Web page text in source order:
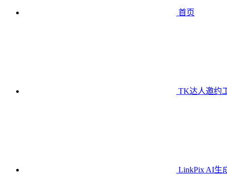
首页
TK达人邀约
LinkPix AI生